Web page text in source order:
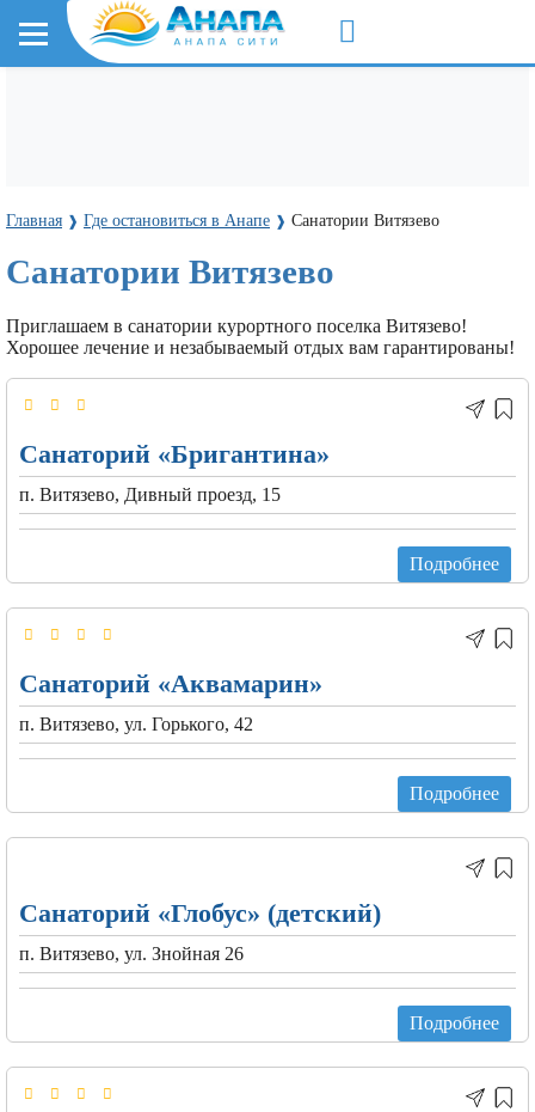
Главная ❱ Где остановиться в Анапе ❱ Санатории Витязево
Санатории Витязево
Приглашаем в санатории курортного поселка Витязево!
Хорошее лечение и незабываемый отдых вам гарантированы!
Санаторий «Бригантина»
п. Витязево, Дивный проезд, 15
Подробнее
Санаторий «Аквамарин»
п. Витязево, ул. Горького, 42
Подробнее
Санаторий «Глобус» (детский)
п. Витязево, ул. Знойная 26
Подробнее